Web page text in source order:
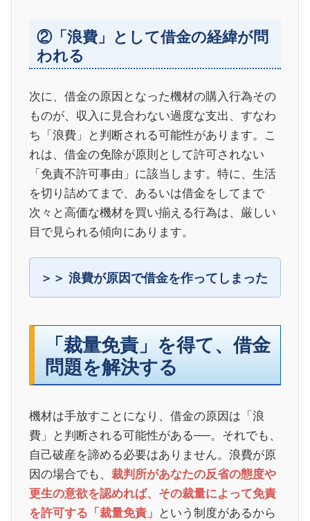
②「浪費」として借金の経緯が問
われる
次に、借金の原因となった機材の購入行為その
ものが、収入に見合わない過度な支出、すなわ
ち「浪費」と判断される可能性があります。こ
れは、借金の免除が原則として許可されない
「免責不許可事由」に該当します。特に、生活
を切り詰めてまで、あるいは借金をしてまで
次々と高価な機材を買い揃える行為は、厳しい
目で見られる傾向にあります。
浪費が原因で借金を作ってしまった
「裁量免責」を得て、借金
問題を解決する
機材は手放すことになり、借金の原因は「浪
費」と判断される可能性がある──。それでも、
自己破産を諦める必要はありません。浪費が原
因の場合でも、 裁判所があなたの反省の態度や
更生の意欲を認めれば、その裁量によって免責
を許可する「裁量免責」 という制度があるから